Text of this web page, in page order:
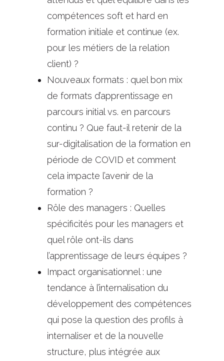
compétences soft et hard en
formation initiale et continue (ex.
pour les métiers de la relation
client) ?
Nouveaux formats : quel bon mix
de formats d’apprentissage en
parcours initial vs. en parcours
continu ? Que faut-il retenir de la
sur-digitalisation de la formation en
période de COVID et comment
cela impacte l’avenir de la
formation ?
Rôle des managers : Quelles
spécificités pour les managers et
quel rôle ont-ils dans
l’apprentissage de leurs équipes ?
Impact organisationnel : une
tendance à l’internalisation du
développement des compétences
qui pose la question des profils à
internaliser et de la nouvelle
structure, plus intégrée aux